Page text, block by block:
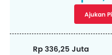
Ajukan
Rp 336,25 Juta